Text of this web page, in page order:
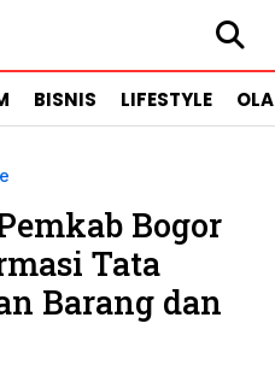
BISNIS LIFESTYLE
Bogor
Tata
Barang dan